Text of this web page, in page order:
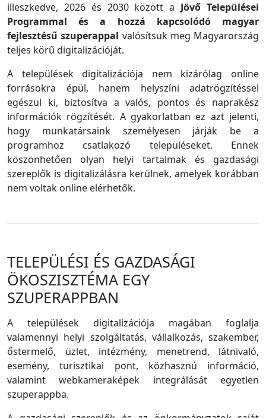
illeszkedve, 2026 és 2030 között a Jövő Települései
Programmal és a hozzá kapcsolódó magyar
fejlesztésű szuperappal valósítsuk meg Magyarország
teljes körű digitalizációját.
A települések digitalizációja nem kizárólag online
forrásokra épül, hanem helyszíni adatrögzítéssel
egészül ki, biztosítva a valós, pontos és naprakész
információk rögzítését. A gyakorlatban ez azt jelenti,
hogy munkatársaink személyesen járják be a
programhoz csatlakozó településeket. Ennek
köszönhetően olyan helyi tartalmak és gazdasági
szereplők is digitalizálásra kerülnek, amelyek korábban
nem voltak online elérhetők.
TELEPÜLÉSI ÉS GAZDASÁGI
ÖKOSZISZTÉMA EGY
SZUPERAPPBAN
A települések digitalizációja magában foglalja
valamennyi helyi szolgáltatás, vállalkozás, szakember,
őstermelő, üzlet, intézmény, menetrend, látnivaló,
esemény, turisztikai pont, közhasznú információ,
valamint webkameraképek integrálását egyetlen
szuperappba.